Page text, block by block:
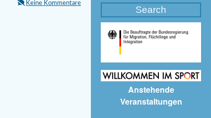
Keine Kommentare
Anstehende
Veranstaltungen